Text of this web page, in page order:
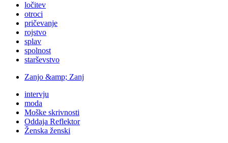
ločitev
otroci
pričevanje
rojstvo
splav
spolnost
starševstvo
Zanjo &amp; Zanj
intervju
moda
Moške skrivnosti
Oddaja Reflektor
Ženska ženski